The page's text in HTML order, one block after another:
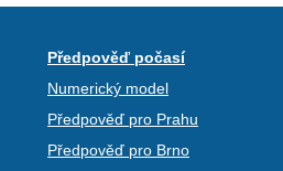
Předpověď počasí
Numerický model
Předpověď pro Prahu
Předpověď pro Brno